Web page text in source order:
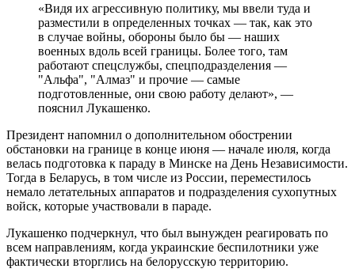
«Видя их агрессивную политику, мы ввели туда и
разместили в определенных точках — так, как это
в случае войны, обороны было бы — наших
военных вдоль всей границы. Более того, там
работают спецслужбы, спецподразделения —
"Альфа", "Алмаз" и прочие — самые
подготовленные, они свою работу делают», —
пояснил Лукашенко.
Президент напомнил о дополнительном обострении
обстановки на границе в конце июня — начале июля, когда
велась подготовка к параду в Минске на День Независимости.
Тогда в Беларусь, в том числе из России, переместилось
немало летательных аппаратов и подразделения сухопутных
войск, которые участвовали в параде.
Лукашенко подчеркнул, что был вынужден реагировать по
всем направлениям, когда украинские беспилотники уже
фактически вторглись на белорусскую территорию.